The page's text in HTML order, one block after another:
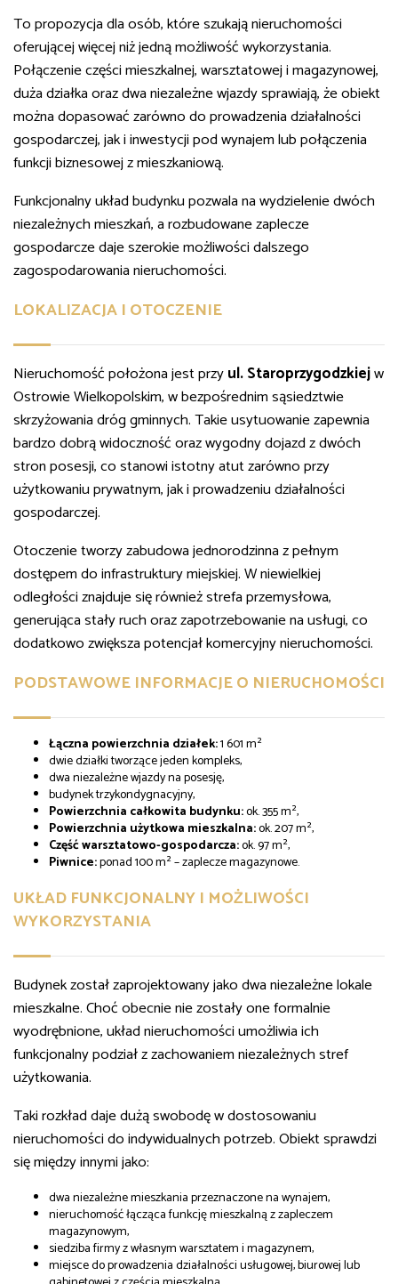
To propozycja dla osób, które szukają nieruchomości
oferującej więcej niż jedną możliwość wykorzystania.
Połączenie części mieszkalnej, warsztatowej i magazynowej,
duża działka oraz dwa niezależne wjazdy sprawiają, że obiekt
można dopasować zarówno do prowadzenia działalności
gospodarczej, jak i inwestycji pod wynajem lub połączenia
funkcji biznesowej z mieszkaniową.
Funkcjonalny układ budynku pozwala na wydzielenie dwóch
niezależnych mieszkań, a rozbudowane zaplecze
gospodarcze daje szerokie możliwości dalszego
zagospodarowania nieruchomości.
LOKALIZACJA I OTOCZENIE
Nieruchomość położona jest przyul. Staroprzygodzkiejw
Ostrowie Wielkopolskim, w bezpośrednim sąsiedztwie
skrzyżowania dróg gminnych. Takie usytuowanie zapewnia
bardzo dobrą widoczność oraz wygodny dojazd z dwóch
stron posesji, co stanowi istotny atut zarówno przy
użytkowaniu prywatnym, jak i prowadzeniu działalności
gospodarczej.
Otoczenie tworzy zabudowa jednorodzinna z pełnym
dostępem do infrastruktury miejskiej. W niewielkiej
odległości znajduje się również strefa przemysłowa,
generująca stały ruch oraz zapotrzebowanie na usługi, co
dodatkowo zwiększa potencjał komercyjny nieruchomości.
PODSTAWOWE INFORMACJE O NIERUCHOMOŚCI
Łączna powierzchnia działek:1 601 m²
dwie działki tworzące jeden kompleks,
dwa niezależne wjazdy na posesję,
budynek trzykondygnacyjny,
Powierzchnia całkowita budynku:ok. 355 m²,
Powierzchnia użytkowa mieszkalna:ok. 207 m²,
Część warsztatowo-gospodarcza:ok. 97 m²,
Piwnice:ponad 100 m² – zaplecze magazynowe.
UKŁAD FUNKCJONALNY I MOŻLIWOŚCI
WYKORZYSTANIA
Budynek został zaprojektowany jako dwa niezależne lokale
mieszkalne. Choć obecnie nie zostały one formalnie
wyodrębnione, układ nieruchomości umożliwia ich
funkcjonalny podział z zachowaniem niezależnych stref
użytkowania.
Taki rozkład daje dużą swobodę w dostosowaniu
nieruchomości do indywidualnych potrzeb. Obiekt sprawdzi
się między innymi jako:
dwa niezależne mieszkania przeznaczone na wynajem,
nieruchomość łącząca funkcję mieszkalną z zapleczem
magazynowym,
siedziba firmy z własnym warsztatem i magazynem,
miejsce do prowadzenia działalności usługowej, biurowej lub